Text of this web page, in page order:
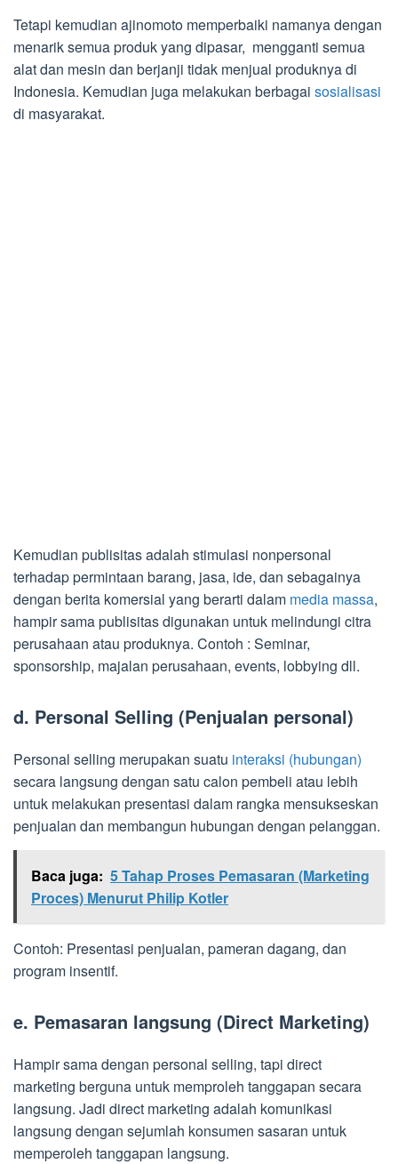
Tetapi kemudian ajinomoto memperbaiki namanya dengan
menarik semua produk yang dipasar, mengganti semua
alat dan mesin dan berjanji tidak menjual produknya di
Indonesia. Kemudian juga melakukan berbagai sosialisasi
di masyarakat.
Kemudian publisitas adalah stimulasi nonpersonal
terhadap permintaan barang, jasa, ide, dan sebagainya
dengan berita komersial yang berarti dalam media massa,
hampir sama publisitas digunakan untuk melindungi citra
perusahaan atau produknya. Contoh : Seminar,
sponsorship, majalan perusahaan, events, lobbying dll.
d. Personal Selling (Penjualan personal)
Personal selling merupakan suatu interaksi (hubungan)
secara langsung dengan satu calon pembeli atau lebih
untuk melakukan presentasi dalam rangka mensukseskan
penjualan dan membangun hubungan dengan pelanggan.
Baca juga: 5 Tahap Proses Pemasaran (Marketing
Proces) Menurut Philip Kotler
Contoh: Presentasi penjualan, pameran dagang, dan
program insentif.
e. Pemasaran langsung (Direct Marketing)
Hampir sama dengan personal selling, tapi direct
marketing berguna untuk memproleh tanggapan secara
langsung. Jadi direct marketing adalah komunikasi
langsung dengan sejumlah konsumen sasaran untuk
memperoleh tanggapan langsung.